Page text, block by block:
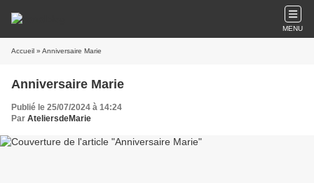
MENU
Accueil » Anniversaire Marie
Anniversaire Marie
Publié le 25/07/2024 à 14:24
Par AteliersdeMarie